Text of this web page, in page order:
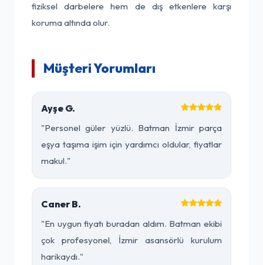
fiziksel darbelere hem de dış etkenlere karşı
koruma altında olur.
Müşteri Yorumları
Ayşe G.
"Personel güler yüzlü. Batman İzmir parça
eşya taşıma işim için yardımcı oldular, fiyatlar
makul."
Caner B.
"En uygun fiyatı buradan aldım. Batman ekibi
çok profesyonel, İzmir asansörlü kurulum
harikaydı."